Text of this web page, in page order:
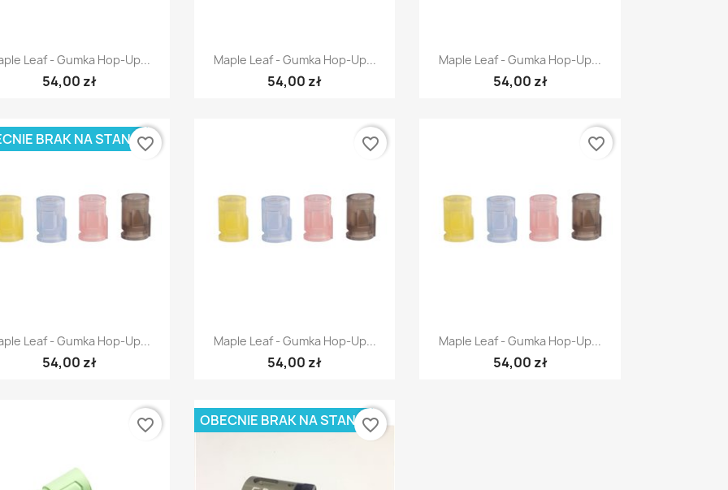
Szybki podgląd
Leaf - Gumka Hop-Up...
54,00 zł
Szybki podgląd
Maple Leaf - Gumka Hop-Up...
54,00 zł
Szybki podgląd
Maple Leaf - Gumka Hop-Up...
54,00 zł
Szybki podgląd
Leaf - Gumka Hop-Up...
54,00 zł
BRAK NA STANIEfavorite_border
Szybki podgląd
Maple Leaf - Gumka Hop-Up...
54,00 zł
favorite_border
Szybki podgląd
Maple Leaf - Gumka Hop-Up...
54,00 zł
favorite_border
favorite_border OBECNIE BRAK NA STANIEfavorite_border